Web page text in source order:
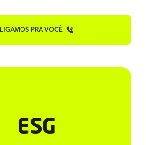
LIGAMOS PRA VOCÊ
ESG